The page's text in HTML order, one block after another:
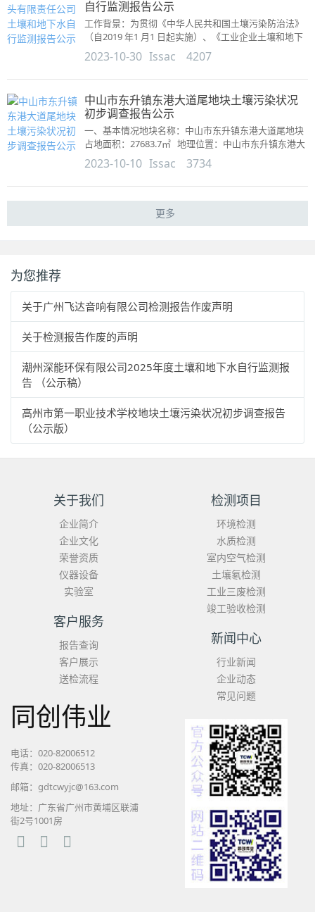
自行监测报告公示
工作背景：为贯彻《中华人民共和国土壤污染防治法》
（自2019 年1 月1 日起实施）、《工业企业土壤和地下
水自行监测技术指南（试行）》（HJ 1209-2021...
2023-10-30 Issac 4207
中山市东升镇东港大道尾地块土壤污染状况
初步调查报告公示
一、基本情况地块名称：中山市东升镇东港大道尾地块
占地面积：27683.7㎡ 地理位置：中山市东升镇东港大
道尾...
2023-10-10 Issac 3734
更多
为您推荐
关于广州飞达音响有限公司检测报告作废声明
关于检测报告作废的声明
潮州深能环保有限公司2025年度土壤和地下水自行监测报
告 （公示稿）
高州市第一职业技术学校地块土壤污染状况初步调查报告
（公示版）
关于我们
企业简介
企业文化
荣誉资质
仪器设备
实验室
检测项目
环境检测
水质检测
室内空气检测
土壤氡检测
工业三废检测
竣工验收检测
客户服务
报告查询
客户展示
送检流程
新闻中心
行业新闻
企业动态
常见问题
同创伟业
电话：020-82006512
传真：020-82006513
邮箱：gdtcwyjc@163.com
地址：广东省广州市黄埔区联浦
街2号1001房